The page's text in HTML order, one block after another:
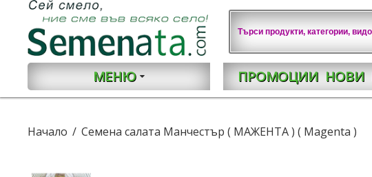
МЕНЮ ПРОМОЦИИ НОВИ
Начало Семена салата Манчестър ( МАЖЕНТА ) ( Magenta )